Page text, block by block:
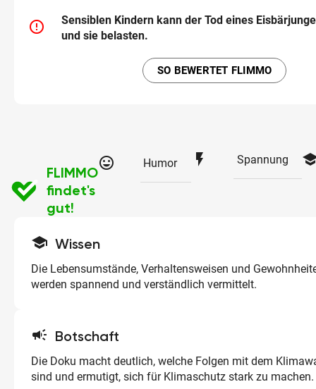
error_outline
Sensiblen Kindern kann der Tod eines
und sie belasten.
SO BEWERTET FLIMMO
FLIMMO
findet's
gut!
tag_faces Humor flash_on Spannung
school Wissen
Die Lebensumstände, Verhaltensweisen und
werden spannend und verständlich vermittelt.
campaign Botschaft
Die Doku macht deutlich, welche Folgen mit dem
sind und ermutigt, sich für Klimaschutz stark zu machen.